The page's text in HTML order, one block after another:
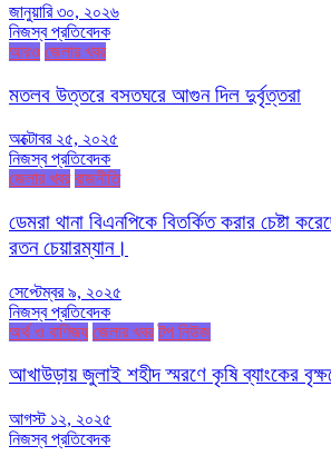
জানুয়ারি ৩০, ২০২৬
নিজস্ব প্রতিবেদক
আরও জেলার খবর
মতলব উত্তরে বসতঘরে আগুন দিল দুর্বৃত্তরা
অক্টোবর ২৫, ২০২৫
নিজস্ব প্রতিবেদক
জেলার খবর রাজনীতি
ডেমরা থানা বিএনপিকে বিতর্কিত করার চেষ্টা
রতন চেয়ারম্যান।
সেপ্টেম্বর ৯, ২০২৫
নিজস্ব প্রতিবেদক
অর্থ ও বাণিজ্য জেলার খবর টপ নিউজ
আখাউড়ায় জুলাই শহীদ স্মরণে কৃষি ব্যাংকের
আগস্ট ১২, ২০২৫
নিজস্ব প্রতিবেদক